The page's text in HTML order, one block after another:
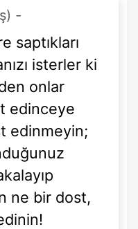
-
saptıkları
isterler ki
onlar
edinceye
edinmeyin;
ne bir dost,